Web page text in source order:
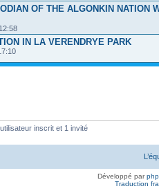
OF THE ALGONKIN NATION
IN LA VERENDRYE PARK
inscrit et 1 invité
Développé par
Traduction